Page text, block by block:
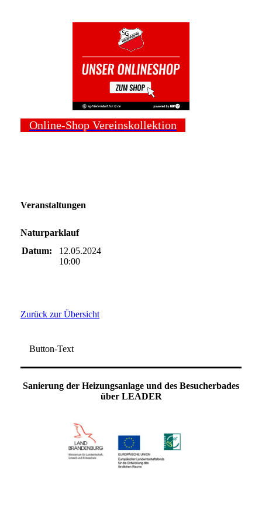
Online-Shop Vereinskollektion
Veranstaltungen
Naturparklauf
Datum:
12.05.2024
10:00
Zurück zur Übersicht
Button-Text
Sanierung der Heizungsanlage und des Besucherbades
über LEADER